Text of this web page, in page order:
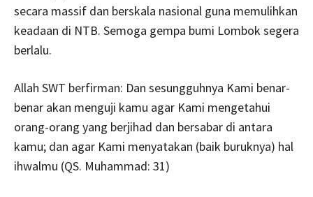
secara massif dan berskala nasional guna memulihkan
keadaan di NTB. Semoga gempa bumi Lombok segera
berlalu.
Allah SWT berfirman: Dan sesungguhnya Kami benar-
benar akan menguji kamu agar Kami mengetahui
orang-orang yang berjihad dan bersabar di antara
kamu; dan agar Kami menyatakan (baik buruknya) hal
ihwalmu (QS. Muhammad: 31)